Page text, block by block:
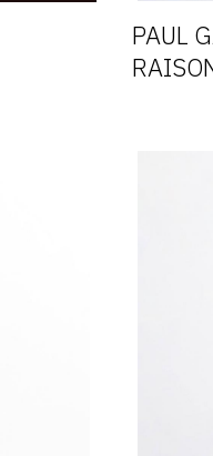
PAUL